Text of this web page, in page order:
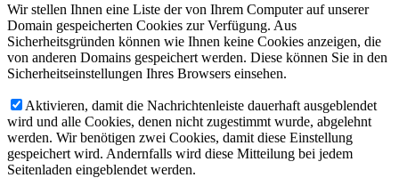
Wir stellen Ihnen eine Liste der von Ihrem Computer auf unserer
Domain gespeicherten Cookies zur Verfügung. Aus
Sicherheitsgründen können wie Ihnen keine Cookies anzeigen, die
von anderen Domains gespeichert werden. Diese können Sie in den
Sicherheitseinstellungen Ihres Browsers einsehen.
Aktivieren, damit die Nachrichtenleiste dauerhaft ausgeblendet
wird und alle Cookies, denen nicht zugestimmt wurde, abgelehnt
werden. Wir benötigen zwei Cookies, damit diese Einstellung
gespeichert wird. Andernfalls wird diese Mitteilung bei jedem
Seitenladen eingeblendet werden.